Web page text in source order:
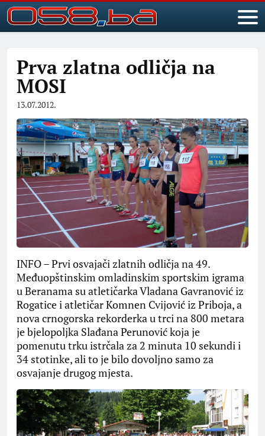
Prva zlatna odličja na
MOSI
13.07.2012.
INFO – Prvi osvajači zlatnih odličja na 49.
Međuopštinskim omladinskim sportskim igrama
u Beranama su atletičarka Vladana Gavranović iz
Rogatice i atletičar Komnen Cvijović iz Priboja, a
nova crnogorska rekorderka u trci na 800 metara
je bjelopoljka Slađana Perunović koja je
pomenutu trku istrčala za 2 minuta 10 sekundi i
34 stotinke, ali to je bilo dovoljno samo za
osvajanje drugog mjesta.